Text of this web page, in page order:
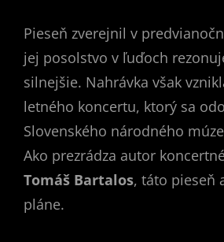
Pieseň zverejnil v
jej posolstvo v ľuďoch
silnejšie. Nahrávka však
letného koncertu, ktorý sa
Slovenského národného
Ako prezrádza autor
Tomáš Bartalos, táto pieseň
pláne.